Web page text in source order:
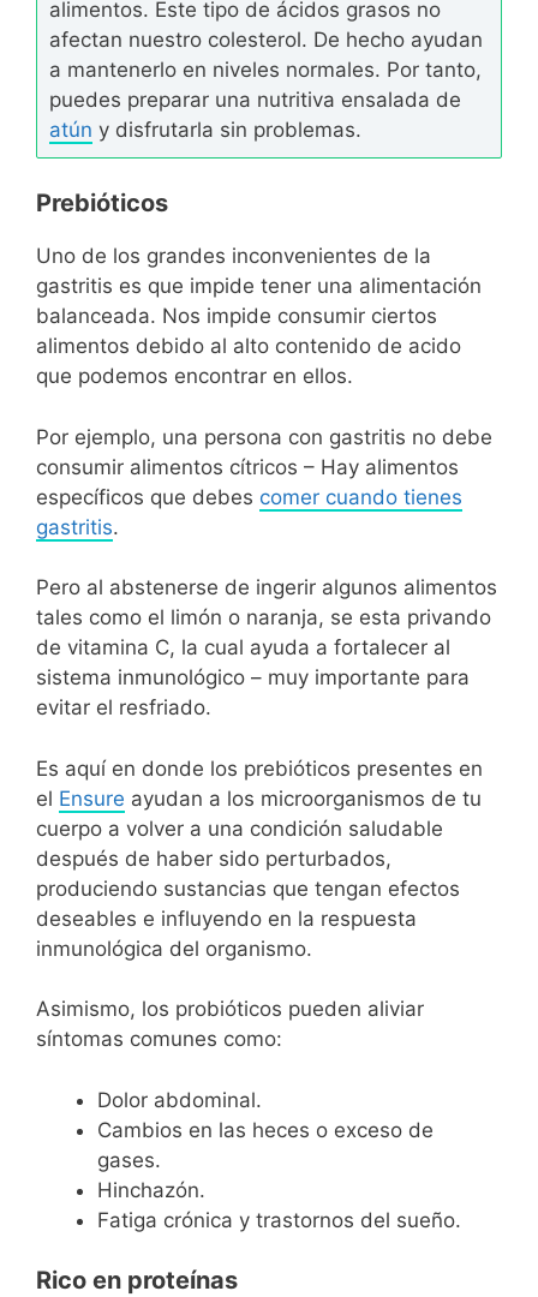
alimentos. Este tipo de ácidos grasos no
afectan nuestro colesterol. De hecho ayudan
a mantenerlo en niveles normales. Por tanto,
puedes preparar una nutritiva ensalada de
atún y disfrutarla sin problemas.
Prebióticos
Uno de los grandes inconvenientes de la
gastritis es que impide tener una alimentación
balanceada. Nos impide consumir ciertos
alimentos debido al alto contenido de acido
que podemos encontrar en ellos.
Por ejemplo, una persona con gastritis no debe
consumir alimentos cítricos – Hay alimentos
específicos que debes comer cuando tienes
gastritis.
Pero al abstenerse de ingerir algunos alimentos
tales como el limón o naranja, se esta privando
de vitamina C, la cual ayuda a fortalecer al
sistema inmunológico – muy importante para
evitar el resfriado.
Es aquí en donde los prebióticos presentes en
el Ensure ayudan a los microorganismos de tu
cuerpo a volver a una condición saludable
después de haber sido perturbados,
produciendo sustancias que tengan efectos
deseables e influyendo en la respuesta
inmunológica del organismo.
Asimismo, los probióticos pueden aliviar
síntomas comunes como:
Dolor abdominal.
Cambios en las heces o exceso de
gases.
Hinchazón.
Fatiga crónica y trastornos del sueño.
Rico en proteínas